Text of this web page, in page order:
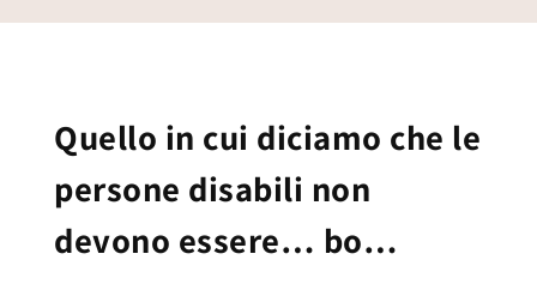
Quello in cui diciamo che le
persone disabili non
devono essere… bo…